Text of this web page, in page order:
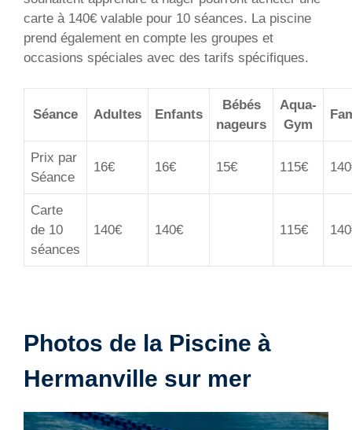
carte à 140€ valable pour 10 séances. La piscine
prend également en compte les groupes et
occasions spéciales avec des tarifs spécifiques.
Séance Adultes Enfants
Bébés
nageurs
Aqua-
Gym
Prix par
Séance
16€ 16€ 15€ 115€
Carte
de 10
séances
140€ 140€ 115€
Photos de la Piscine à
Hermanville sur mer